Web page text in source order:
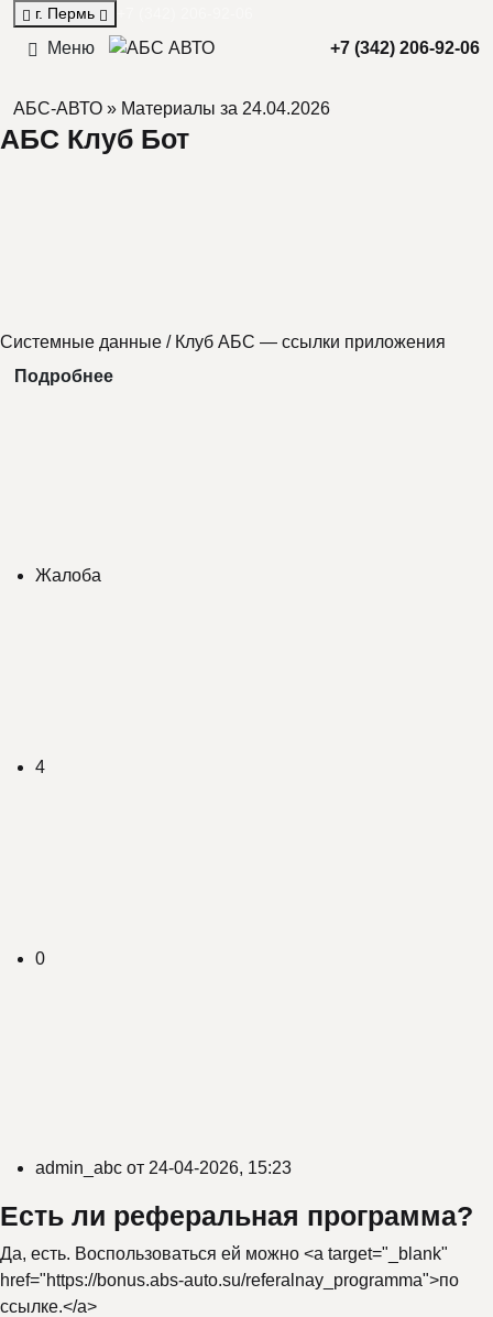
г. Пермь
Меню +7 (342) 206-92-06
АБС-АВТО » Материалы за 24.04.2026
АБС Клуб Бот
Системные данные / Клуб АБС — ссылки приложения
Подробнее
Жалоба
4
0
admin_abc от 24-04-2026, 15:23
Есть ли реферальная программа?
Да, есть. Воспользоваться ей можно <a target="_blank"
href="https://bonus.abs-auto.su/referalnay_programma">по
ссылке.</a>